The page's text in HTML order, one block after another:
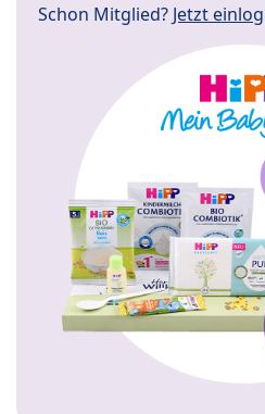
Schon Mitglied? Jetzt